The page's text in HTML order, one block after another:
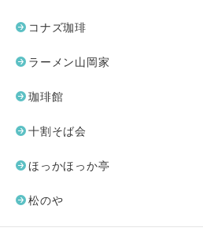
コナズ珈琲
ラーメン山岡家
珈琲館
十割そば会
ほっかほっか亭
松のや